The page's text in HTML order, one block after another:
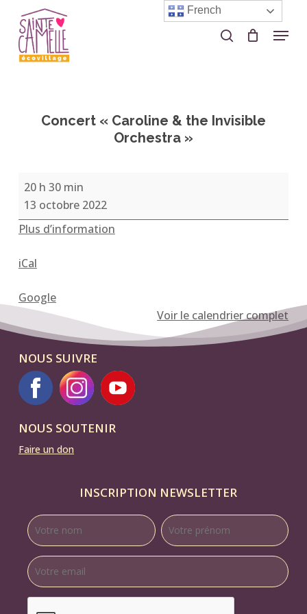
main
content
search Menu
Concert « Caroline & the Invisible
Orchestra »
Concert
Caroline
&
Invisible
»
20 h 30 min
13 octobre 2022
Plus d’information
iCal
Google
Voir le calendrier complet
NOUS SUIVRE
NOUS SOUTENIR
Faire un don
INSCRIPTION NEWSLETTER
Close
French